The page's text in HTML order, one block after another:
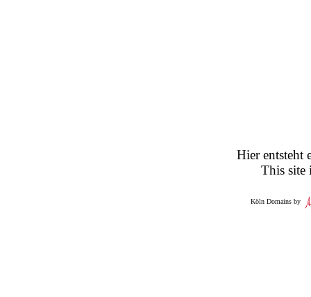
Hier entsteht
This site
Köln Domains by